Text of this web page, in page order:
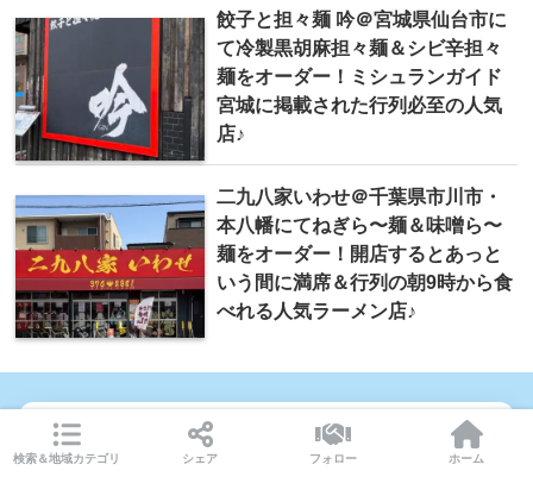
餃子と担々麺 吟＠宮城県仙台市に
て冷製黒胡麻担々麺＆シビ辛担々
麺をオーダー！ミシュランガイド
宮城に掲載された行列必至の人気
店♪
二九八家いわせ＠千葉県市川市・
本八幡にてねぎら〜麺＆味噌ら〜
麺をオーダー！開店するとあっと
いう間に満席＆行列の朝9時から食
べれる人気ラーメン店♪
この記事を書いた人
検索＆地域カテゴリ シェア フォロー ホーム